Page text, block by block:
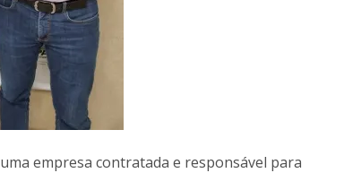
empresa contratada e responsável para